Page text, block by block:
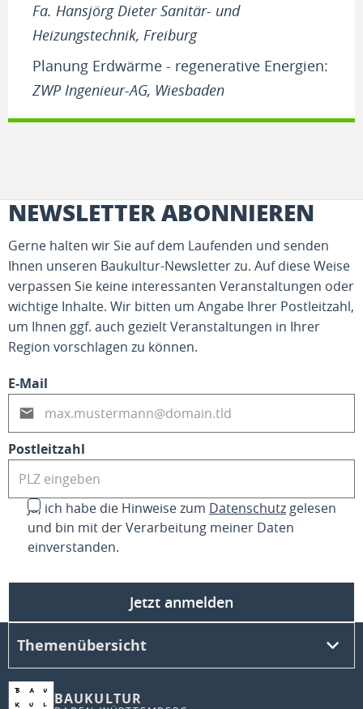
Fa. Hansjörg Dieter Sanitär- und
Heizungstechnik, Freiburg
Planung Erdwärme - regenerative Energien:
ZWP Ingenieur-AG, Wiesbaden
NEWSLETTER ABONNIEREN
Gerne halten wir Sie auf dem Laufenden und senden
Ihnen unseren Baukultur-Newsletter zu. Auf diese Weise
verpassen Sie keine interessanten Veranstaltungen oder
wichtige Inhalte. Wir bitten um Angabe Ihrer Postleitzahl,
um Ihnen ggf. auch gezielt Veranstaltungen in Ihrer
Region vorschlagen zu können.
E-Mail
Postleitzahl
Ja, ich habe die Hinweise zum Datenschutz gelesen
und bin mit der Verarbeitung meiner Daten
einverstanden.
Jetzt anmelden
BAUKULTUR
Themenübersicht